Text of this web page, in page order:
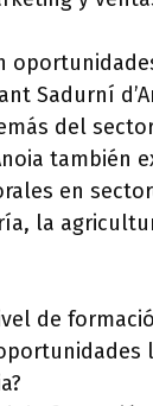
Sadurní
del
también
en
la
de